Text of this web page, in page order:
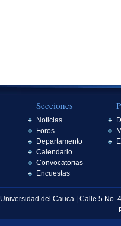
Secciones
Noticias
Foros
Departamento
Calendario
Convocatorias
Encuestas
Universidad del Cauca | Calle 5 No.